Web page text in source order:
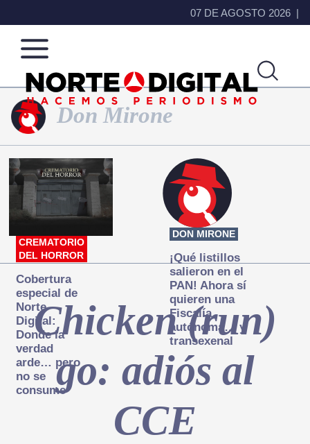
07 DE AGOSTO 2026
Norte
de
Ciudad
Juárez
Más
que
noticias,
hacemos periodismo
Don Mirone
CREMATORIO
DEL HORROR
Cobertura
especial de
Norte
Digital:
Donde la
verdad
arde… pero
no se
consume
DON MIRONE
¡Qué listillos
salieron en el
PAN! Ahora sí
quieren una
Fiscalía
autónoma… y
transexenal
Chicken (run)
go: adiós al
CCE